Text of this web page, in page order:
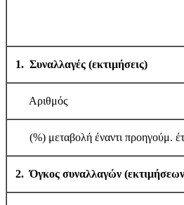
1. Συναλλαγές (εκτιμήσεις)
Αριθμός
(%) μεταβολή έναντι προηγούμ.
2. Όγκος συναλλαγών